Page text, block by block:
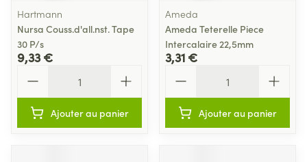
Hartmann
Nursa Couss.d'all.nst. Tape
30 P/s
9,33 €
Ajouter au panier
Ameda
Ameda Teterelle Piece
Intercalaire 22,5mm
3,31 €
Ajouter au panier